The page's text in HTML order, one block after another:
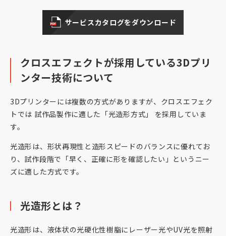
サービスカタログをダウンロード
クロスエフェクトが採用している3Dプリ
ンター技術について
3Dプリンターには複数の方式がありますが、クロスエフェク
トでは 試作品製作に適した「光造形方式」 を採用していま
す。
光造形は、形状再現性と造形スピードのバランスに優れてお
り、試作段階で「早く、正確に形を確認したい」というニー
ズに適した方式です。
光造形とは？
光造形は、液体状の光硬化性樹脂にレーザー光やUV光を照射